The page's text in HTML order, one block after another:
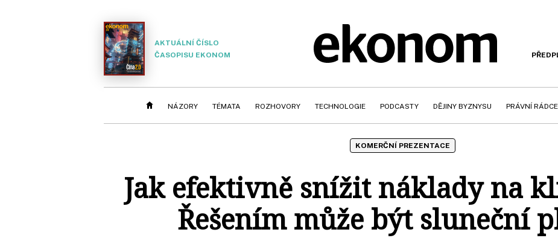
AKTUÁLNÍ ČÍSLO
ČASOPISU EKONOM
NÁZORY TÉMATA ROZHOVORY TECHNOLOGIE PODCASTY DĚJINY BYZNYSU PRÁVNÍ RÁDCE
KOMERČNÍ PREZENTACE
Jak efektivně snížit náklady na
Řešením může být sluneční